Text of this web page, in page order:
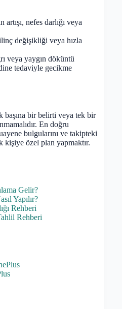
nefes darlığı veya
değişikliği veya hızla
veya yaygın döküntü
tedaviyle gecikme
başına bir belirti veya tek bir
En doğru
bulgularını ve takipteki
özel plan yapmaktır.
Gelir?
Yapılır?
Rehberi
Rehberi